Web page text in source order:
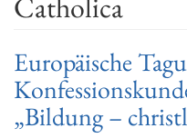
Europäische
„Bildung –